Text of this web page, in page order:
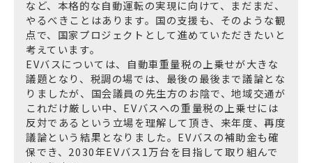
など、本格的な自動運転の実現に向けて、まだまだ、
やるべきことはあります。国の支援も、そのような観
点で、国家プロジェクトとして進めていただきたいと
考えています。
EVバスについては、自動車重量税の上乗せが大きな
議題となり、税調の場では、最後の最後まで議論とな
りましたが、国会議員の先生方のお陰で、地域交通が
これだけ厳しい中、EVバスへの重量税の上乗せには
反対であるという立場を理解して頂き、来年度、再度
議論という結果となりました。EVバスの補助金も確
保でき、2030年EVバス1万台を目指して取り組んで